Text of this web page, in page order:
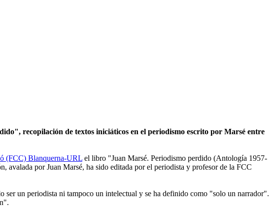
recopilación de textos iniciáticos en el periodismo escrito por Marsé entre
(FCC) Blanquerna-URL el libro "Juan Marsé. Periodismo perdido (Antología 1957-
avalada por Juan Marsé, ha sido editada por el periodista y profesor de la FCC
ser un periodista ni tampoco un intelectual y se ha definido como "solo un narrador".